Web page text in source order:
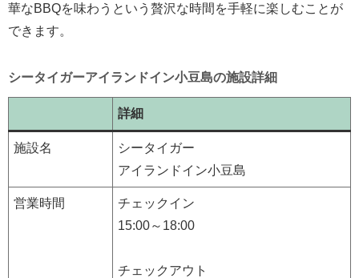
華なBBQを味わうという贅沢な時間を手軽に楽しむことが
できます。
シータイガーアイランドイン小豆島の施設詳細
詳細
施設名
シータイガー
アイランドイン小豆島
営業時間
チェックイン
15:00～18:00
チェックアウト